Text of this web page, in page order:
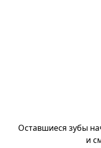
Оставшиеся зубы
и